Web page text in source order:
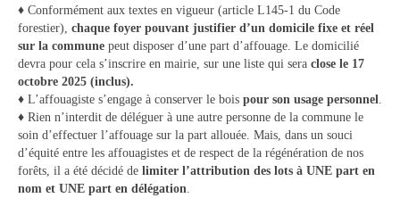
Aujon
Les réunions du Conseil municipal
La Communauté de communes
Les réunions du Conseil communautaire
(CCRB)
Budget communal & fiscalité
♦ Conformément aux textes en vigueur (article L145-1 du Code
forestier), chaque foyer pouvant justifier d’un domicile fixe et réel
sur la commune peut disposer d’une part d’affouage. Le domicilié
devra pour cela s’inscrire en mairie, sur une liste qui sera close le 17
octobre 2025 (inclus).
♦ L’affouagiste s’engage à conserver le bois pour son usage personnel
♦ Rien n’interdit de déléguer à une autre personne de la commune le
soin d’effectuer l’affouage sur la part allouée. Mais, dans un souci
d’équité entre les affouagistes et de respect de la régénération de nos
forêts, il a été décidé de limiter l’attribution des lots à UNE part en
nom et UNE part en délégation